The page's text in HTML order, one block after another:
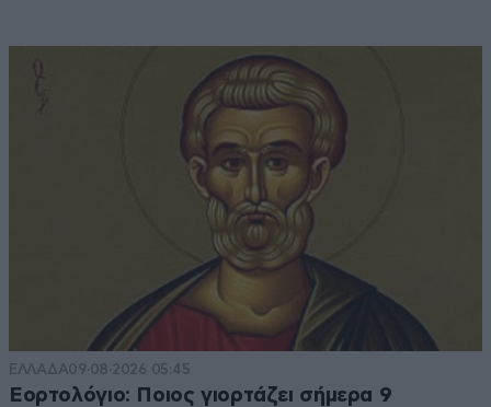
ΕΛΛΑΔΑ09·08·2026 05:45
Εορτολόγιο: Ποιος γιορτάζει σήμερα 9